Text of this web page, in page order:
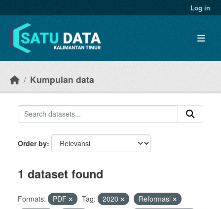
Log in
Kumpulan data
Order by
1 dataset found
Formats: PDF Tag: 2020
Reformasi